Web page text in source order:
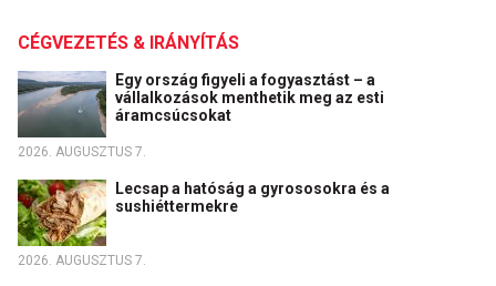
CÉGVEZETÉS & IRÁNYÍTÁS
Egy ország figyeli a fogyasztást – a
vállalkozások menthetik meg az esti
áramcsúcsokat
2026. AUGUSZTUS 7.
Lecsap a hatóság a gyrososokra és a
sushiéttermekre
2026. AUGUSZTUS 7.